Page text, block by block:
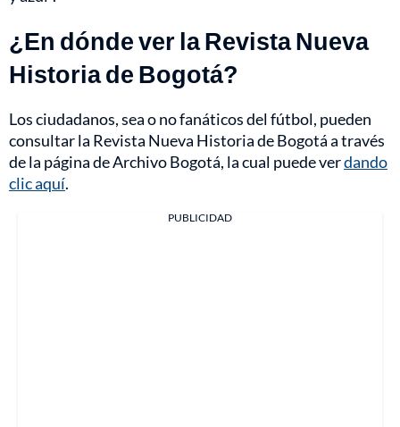
¿En dónde ver la Revista Nueva
Historia de Bogotá?
Los ciudadanos, sea o no fanáticos del fútbol, pueden
consultar la Revista Nueva Historia de Bogotá a través
de la página de Archivo Bogotá, la cual puede verdando
clic aquí.
PUBLICIDAD